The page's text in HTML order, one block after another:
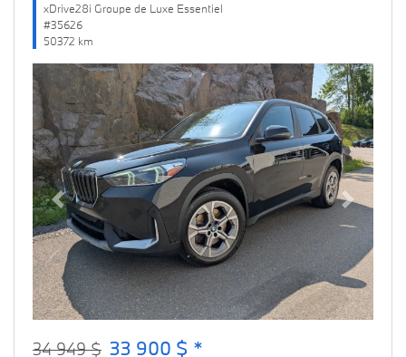
xDrive28i Groupe de Luxe Essentiel
#35626
50372 km
Previous Next
34 949 $ 33 900 $ *